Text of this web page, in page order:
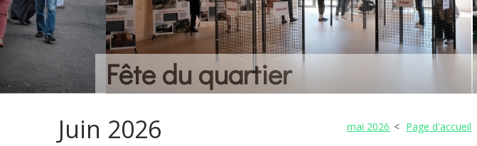
Fête du quartier
Juin 2026 mai 2026 Page d'accueil